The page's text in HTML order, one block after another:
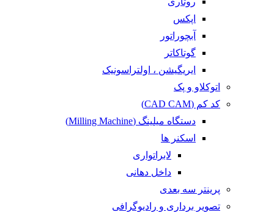
اپکس
آبچوراتور
گوتاکاتر
ایریگیشن ، اولتراسونیک
اتوکلاو و پک
کد کم (CAD CAM)
دستگاه میلینگ (Milling Machine)
اسکنر ها
لابراتواری
داخل دهانی
پرینتر سه بعدی
تصویر برداری و رادیوگرافی